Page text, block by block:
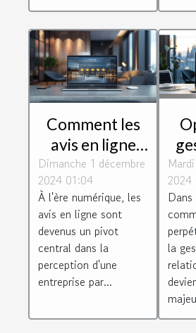
Comment les
avis en ligne
peuvent
transformer
votre
entreprise
Dimanche 1 décembre
2024 01:04
À l'ère numérique, les
avis en ligne sont
devenus un pivot
central dans la
perception d'une
entreprise par...
2024
la